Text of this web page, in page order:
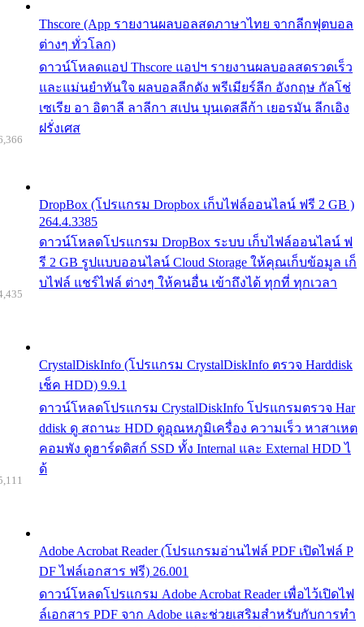
Thscore (App รายงานผลบอลสดภาษาไทย จากลีกฟุตบอล
ต่างๆ ทั่วโลก)
ดาวน์โหลดแอป Thscore แอปฯ รายงานผลบอลสดรวดเร็ว
และแม่นยำทันใจ ผลบอลลีกดัง พรีเมียร์ลีก อังกฤษ กัลโช่
เซเรีย อา อิตาลี ลาลีกา สเปน บุนเดสลีก้า เยอรมัน ลีกเอิง
ฝรั่งเศส
DropBox (โปรแกรม Dropbox เก็บไฟล์ออนไลน์ ฟรี 2 GB )
264.4.3385
ดาวน์โหลดโปรแกรม DropBox ระบบ เก็บไฟล์ออนไลน์ ฟ
รี 2 GB รูปแบบออนไลน์ Cloud Storage ให้คุณเก็บข้อมูล เก็
บไฟล์ แชร์ไฟล์ ต่างๆ ให้คนอื่น เข้าถึงได้ ทุกที่ ทุกเวลา
CrystalDiskInfo (โปรแกรม CrystalDiskInfo ตรวจ Harddisk
เช็ค HDD) 9.9.1
ดาวน์โหลดโปรแกรม CrystalDiskInfo โปรแกรมตรวจ Har
ddisk ดู สถานะ HDD ดูอุณหภูมิเครื่อง ความเร็ว หาสาเหต
คอมพัง ดูฮาร์ดดิสก์ SSD ทั้ง Internal และ External HDD ไ
ด้
Adobe Acrobat Reader (โปรแกรมอ่านไฟล์ PDF เปิดไฟล์ P
DF ไฟล์เอกสาร ฟรี) 26.001
ดาวน์โหลดโปรแกรม Adobe Acrobat Reader เพื่อไว้เปิดไฟ
ล์เอกสาร PDF จาก Adobe และช่วยเสริมสำหรับกับการทำ